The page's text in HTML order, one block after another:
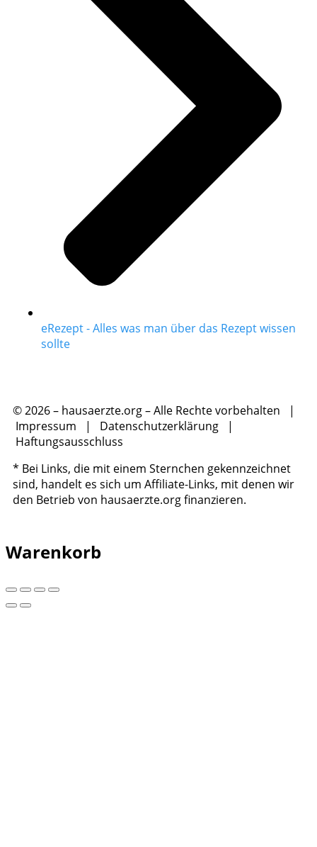
eRezept - Alles was man über das Rezept wissen
sollte
© 2026 – hausaerzte.org – Alle Rechte vorbehalten |
Impressum | Datenschutzerklärung |
Haftungsausschluss
* Bei Links, die mit einem Sternchen gekennzeichnet
sind, handelt es sich um Affiliate-Links, mit denen wir
den Betrieb von hausaerzte.org finanzieren.
Warenkorb